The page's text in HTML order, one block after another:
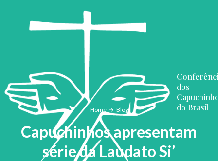
dos
do Brasil
Home Blog
Capuchinhos apresentam
série da Laudato Si’